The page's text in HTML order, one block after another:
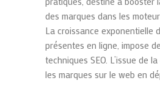
des marques dans les
La croissance exponentielle
présentes en ligne, impose
techniques SEO. L’issue de
les marques sur le web en